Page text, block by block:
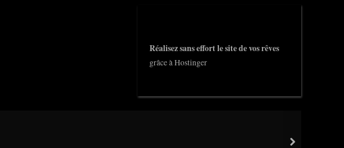
Réalisez sans effort le site de vos rêves
grâce à Hostinger